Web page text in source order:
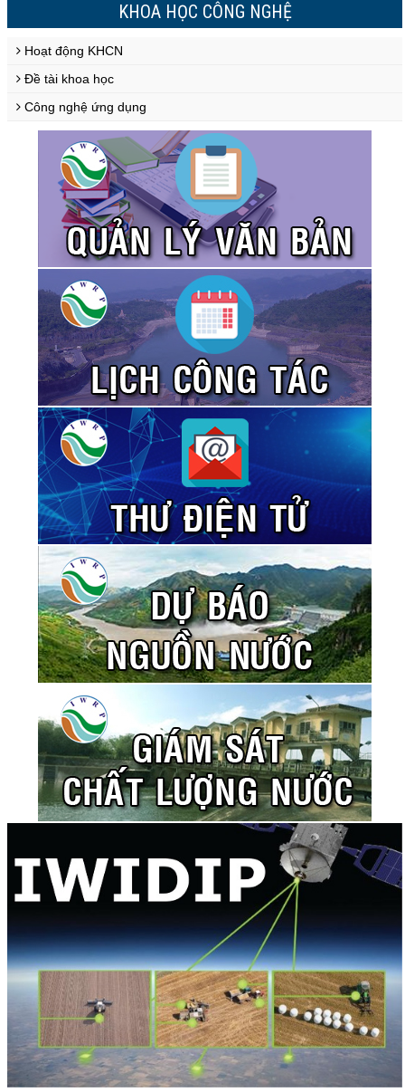
KHOA HỌC CÔNG NGHỆ
Hoạt động KHCN
Đề tài khoa học
Công nghệ ứng dụng